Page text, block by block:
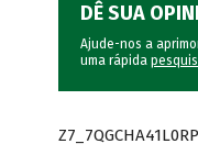
DÊ SUA
Ajude-nos a
uma rápida